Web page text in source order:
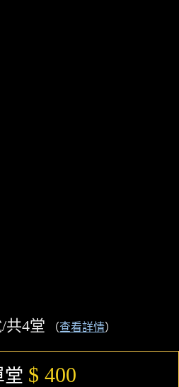
共4堂 （查看詳情）
堂 $ 400